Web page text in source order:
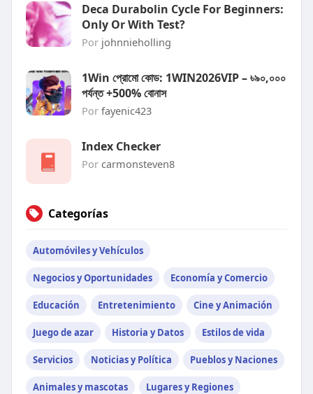
Deca Durabolin Cycle For Beginners:
Only Or With Test?
Por johnnieholling
1Win প্রোমো কোড: 1WIN2026VIP – ৳৯০,০০০
পর্যন্ত +500% বোনাস
Por fayenic423
Index Checker
Por carmonsteven8
Categorías
Automóviles y Vehículos
Negocios y Oportunidades Economía y Comercio
Educación Entretenimiento Cine y Animación
Juego de azar Historia y Datos Estilos de vida
Servicios Noticias y Política Pueblos y Naciones
Animales y mascotas Lugares y Regiones